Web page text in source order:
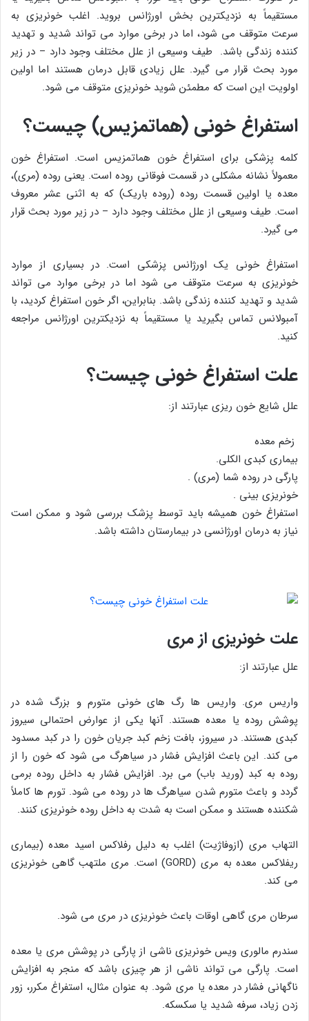
مستقیماً به نزدیکترین بخش اورژانس بروید. اغلب خونریزی به
سرعت متوقف می شود، اما در برخی موارد می تواند شدید و تهدید
کننده زندگی باشد. طیف وسیعی از علل مختلف وجود دارد – در زیر
مورد بحث قرار می گیرد. علل زیادی قابل درمان هستند اما اولین
اولویت این است که مطمئن شوید خونریزی متوقف می شود.
استفراغ خونی (هماتمزیس) چیست؟
کلمه پزشکی برای استفراغ خون هماتمزیس است. استفراغ خون
معمولاً نشانه مشکلی در قسمت فوقانی روده است. یعنی روده (مری)،
معده یا اولین قسمت روده (روده باریک) که به اثنی عشر معروف
است. طیف وسیعی از علل مختلف وجود دارد – در زیر مورد بحث قرار
می گیرد.
استفراغ خونی یک اورژانس پزشکی است. در بسیاری از موارد
خونریزی به سرعت متوقف می شود اما در برخی موارد می تواند
شدید و تهدید کننده زندگی باشد. بنابراین، اگر خون استفراغ کردید، با
آمبولانس تماس بگیرید یا مستقیماً به نزدیکترین اورژانس مراجعه
کنید.
علت استفراغ خونی چیست؟
علل شایع خون ریزی عبارتند از:
زخم معده
بیماری کبدی الکلی.
پارگی در روده شما (مری) .
خونریزی بینی .
استفراغ خون همیشه باید توسط پزشک بررسی شود و ممکن است
نیاز به درمان اورژانسی در بیمارستان داشته باشد.
علت خونریزی از مری
علل عبارتند از:
واریس مری. واریس ها رگ های خونی متورم و بزرگ شده در
پوشش روده یا معده هستند. آنها یکی از عوارض احتمالی سیروز
کبدی هستند. در سیروز، بافت زخم کبد جریان خون را در کبد مسدود
می کند. این باعث افزایش فشار در سیاهرگ می شود که خون را از
روده به کبد (ورید باب) می برد. افزایش فشار به داخل روده برمی
گردد و باعث متورم شدن سیاهرگ ها در روده می شود. تورم ها کاملاً
شکننده هستند و ممکن است به شدت به داخل روده خونریزی کنند.
التهاب مری (ازوفاژیت) اغلب به دلیل رفلاکس اسید معده (بیماری
ریفلاکس معده به مری (GORD) است. مری ملتهب گاهی خونریزی
می کند.
سرطان مری گاهی اوقات باعث خونریزی در مری می شود.
سندرم مالوری ویس خونریزی ناشی از پارگی در پوشش مری یا معده
است. پارگی می تواند ناشی از هر چیزی باشد که منجر به افزایش
ناگهانی فشار در معده یا مری شود. به عنوان مثال، استفراغ مکرر، زور
زدن زیاد، سرفه شدید یا سکسکه.